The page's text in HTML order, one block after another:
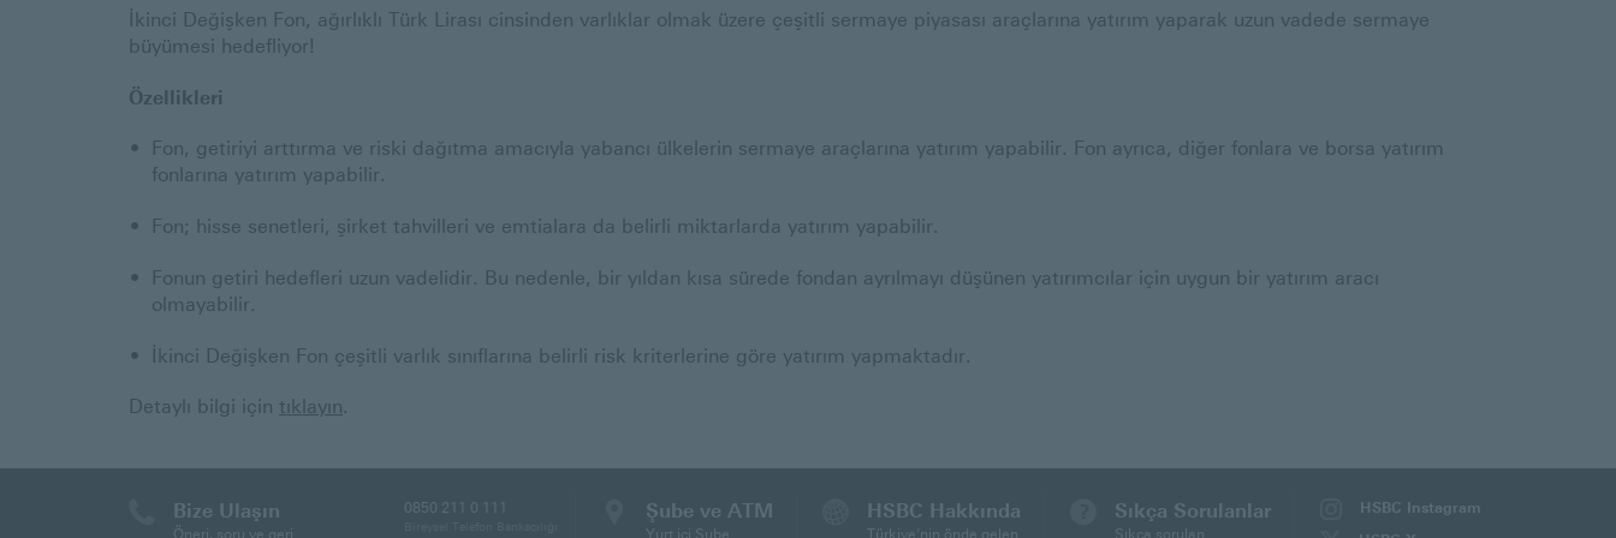
bilgi
için
İkinci Değişken Fon, ağırlıklı Türk Lirası cinsinden varlıklar olmak üzere çeşitli sermaye piyasası araçlarına yatırım yaparak uzun vadede sermaye
büyümesi hedefliyor!
Özellikleri
Fon, getiriyi arttırma ve riski dağıtma amacıyla yabancı ülkelerin sermaye araçlarına yatırım yapabilir. Fon ayrıca, diğer fonlara ve borsa yatırım
fonlarına yatırım yapabilir.
Fon; hisse senetleri, şirket tahvilleri ve emtialara da belirli miktarlarda yatırım yapabilir.
Fonun getiri hedefleri uzun vadelidir. Bu nedenle, bir yıldan kısa sürede fondan ayrılmayı düşünen yatırımcılar için uygun bir yatırım aracı
olmayabilir.
İkinci Değişken Fon çeşitli varlık sınıflarına belirli risk kriterlerine göre yatırım yapmaktadır.
Detaylı bilgi için HSBC
Fon
tıklayın.
Bize Ulaşın
Öneri, soru ve geri
0850 211 0 111 Şube ve ATM
Yurt içi Şube
HSBC Hakkında
Türkiye'nin önde gelen
Sıkça Sorulanlar
Sıkça sorulan
HSBC Instagram
(Bu